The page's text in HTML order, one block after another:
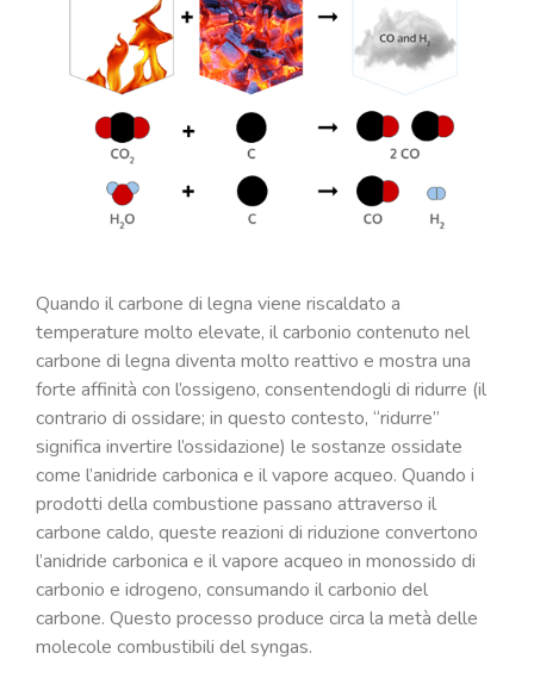
Quando il carbone di legna viene riscaldato a
temperature molto elevate, il carbonio contenuto nel
carbone di legna diventa molto reattivo e mostra una
forte affinità con l’ossigeno, consentendogli di ridurre (il
contrario di ossidare; in questo contesto, “ridurre”
significa invertire l’ossidazione) le sostanze ossidate
come l’anidride carbonica e il vapore acqueo. Quando i
prodotti della combustione passano attraverso il
carbone caldo, queste reazioni di riduzione convertono
l’anidride carbonica e il vapore acqueo in monossido di
carbonio e idrogeno, consumando il carbonio del
carbone. Questo processo produce circa la metà delle
molecole combustibili del syngas.